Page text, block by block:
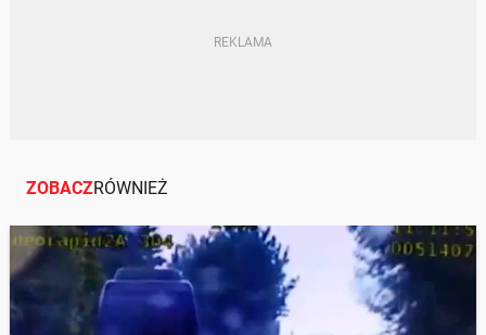
ZOBACZRÓWNIEŻ